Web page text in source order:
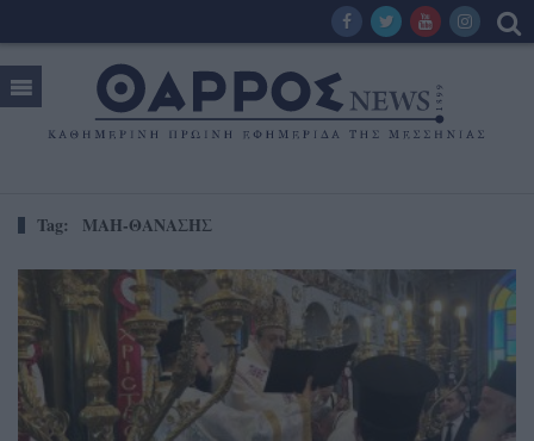
Tag: ΜΑΗ-ΘΑΝΑΣΗΣ